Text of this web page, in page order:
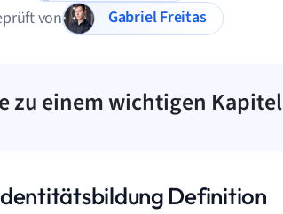
von
Gabriel Freitas
zu einem wichtigen Kapitel
Definition